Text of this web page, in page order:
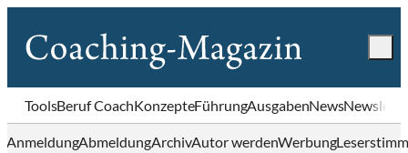
ToolsBeruf CoachKonzepteFührungAusgabenNews
AnmeldungAbmeldungArchivAutor werdenWerbung